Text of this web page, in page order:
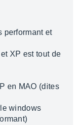
performant et
XP est tout de
en MAO (dites
windows